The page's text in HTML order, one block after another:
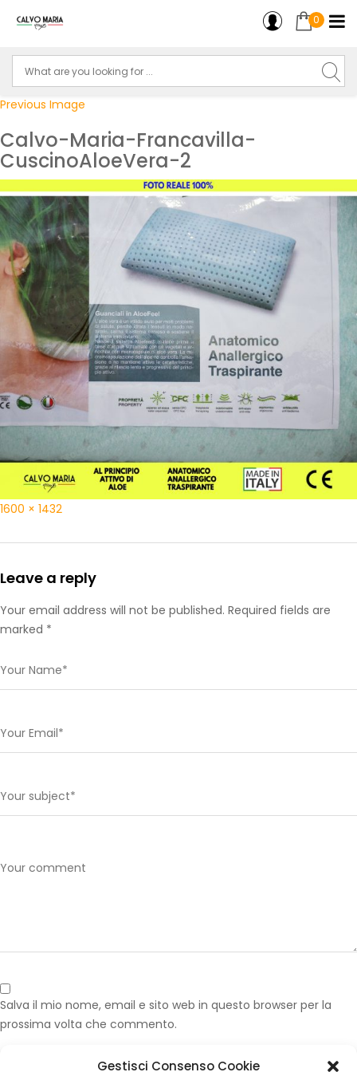
Gestisci Consenso Cookie
0
Previous Image
Calvo-Maria-Francavilla-
CuscinoAloeVera-2
1600 × 1432
Leave a reply
Your email address will not be published. Required fields are
marked *
Salva il mio nome, email e sito web in questo browser per la
prossima volta che commento.